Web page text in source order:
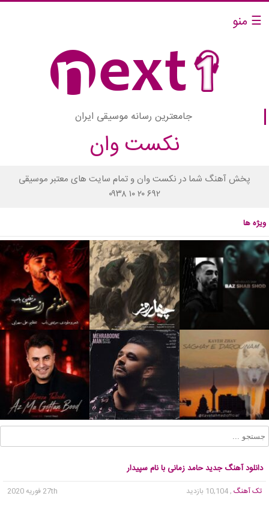
☰ منو
جامعترین رسانه موسیقی ایران
نکست وان
پخش آهنگ شما در نکست وان و تمام سایت های معتبر موسیقی
۰۹۳۸ ۱۰ ۲۰ ۶۹۲
ویژه ها
دانلود آهنگ جدید حامد زمانی با نام سپیدار
تک آهنگ , 10,104 بازدید
27th فوریه 2020